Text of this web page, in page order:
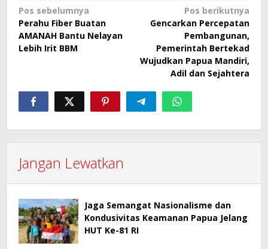
Navigasi
pos
Pos sebelumnya
Perahu Fiber Buatan
AMANAH Bantu Nelayan
Lebih Irit BBM
Pos berikutnya
Gencarkan Percepatan
Pembangunan,
Pemerintah Bertekad
Wujudkan Papua Mandiri,
Adil dan Sejahtera
Jangan Lewatkan
Jaga Semangat Nasionalisme dan
Kondusivitas Keamanan Papua Jelang
HUT Ke-81 RI